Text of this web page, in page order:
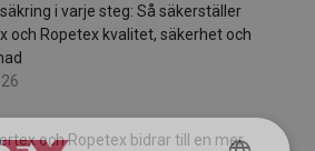
i varje steg: Så säkerställer
och Ropetex kvalitet, säkerhet och
och Ropetex bidrar till en mer